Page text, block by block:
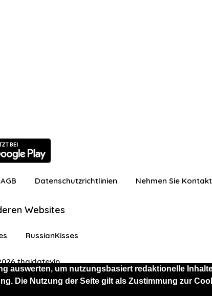
auswerten, um nutzungsbasiert redaktionelle
Die Nutzung der Seite gilt als Zustimmung zur
Kostenlos anmelden
AGB Datenschutzrichtlinien Nehmen Sie
Websites
RussianKisses
thaidatevip